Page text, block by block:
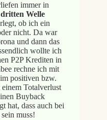
immer in
dritten Welle
ob ich ein
nicht. Da war
und dann das
wollte ich
P2P Krediten in
rechne ich mit
im positiven bzw.
Totalverlust
Buyback
hat, dass auch bei
muss!